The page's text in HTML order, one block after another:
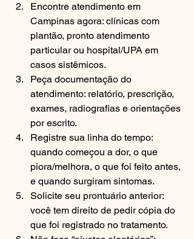
Encontre atendimento em
Campinas agora: clínicas com
plantão, pronto atendimento
particular ou hospital/UPA em
casos sistêmicos.
Peça documentação do
atendimento: relatório, prescrição,
exames, radiografias e orientações
por escrito.
Registre sua linha do tempo:
quando começou a dor, o que
piora/melhora, o que foi feito antes,
e quando surgiram sintomas.
Solicite seu prontuário anterior:
você tem direito de pedir cópia do
que foi registrado no tratamento.